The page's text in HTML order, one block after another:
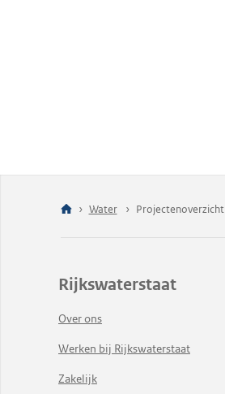
Water Projectenoverzicht
Rijkswaterstaat
Over ons
Werken bij Rijkswaterstaat
Zakelijk